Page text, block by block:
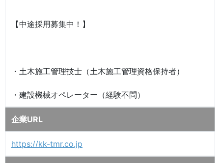
【中途採用募集中！】
・土木施工管理技士（土木施工管理資格保持者）
・建設機械オペレーター（経験不問）
企業URL
https://kk-tmr.co.jp